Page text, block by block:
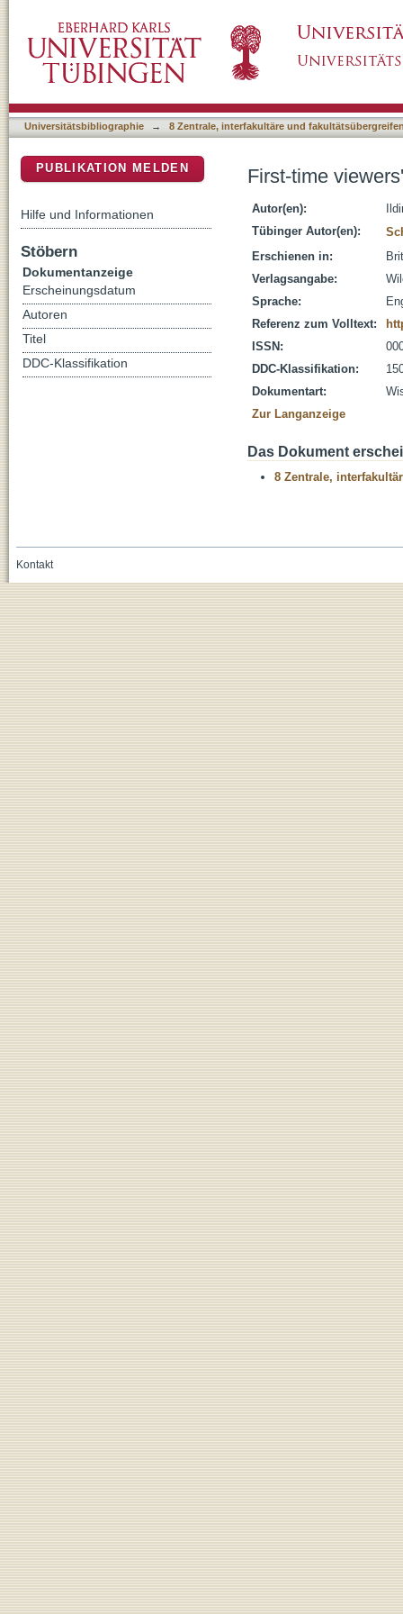
Universitätsbibliographie → 8 Zentrale, interfakultäre und
First-time
Autor(en):
Tübinger Autor(en):
Erschienen in:
Verlagsangabe:
Sprache:
Referenz zum Volltext:
ISSN:
DDC-Klassifikation:
Dokumentart:
Zur Langanzeige
Das Dokument
8 Zentrale,
PUBLIKATION MELDEN
Hilfe und Informationen
Stöbern
Dokumentanzeige
Erscheinungsdatum
Autoren
Titel
DDC-Klassifikation
Kontakt